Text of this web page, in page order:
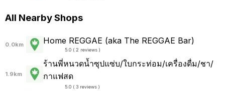
All Nearby Shops
0.0km Home REGGAE (aka The REGGAE Bar)
5.0 ( 2 reviews )
1.9km
ร้านพี่หนวดน้ำซุปแซ่บ/ใบกระท่อม/เครื่องดื่ม/ชา/
กาแฟสด
5.0 ( 3 reviews )